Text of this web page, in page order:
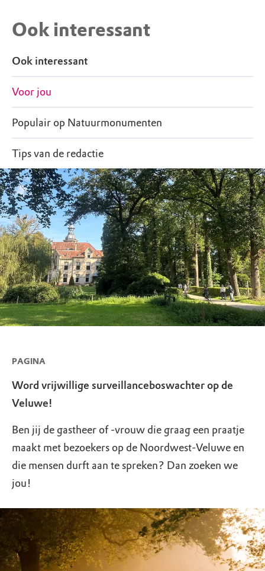
Ook interessant
Ook interessant
Voor jou
Populair op Natuurmonumenten
Tips van de redactie
PAGINA
Word vrijwillige surveillanceboswachter op de
Veluwe!
Ben jij de gastheer of -vrouw die graag een praatje
maakt met bezoekers op de Noordwest-Veluwe en
die mensen durft aan te spreken? Dan zoeken we
jou!